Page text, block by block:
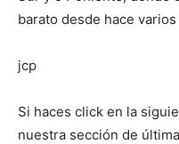
barato desde hace varios
jcp
Si haces click en la
nuestra sección de